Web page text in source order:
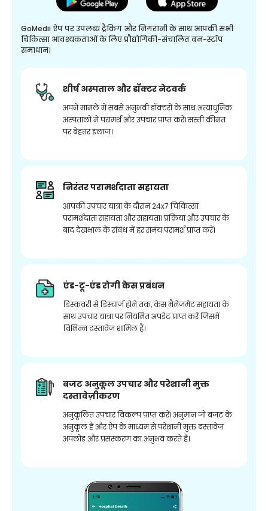
GoMedii ऐप पर उपलब्ध ट्रैकिंग और निगरानी के साथ आपकी सभी
चिकित्सा आवश्यकताओं के लिए प्रौद्योगिकी-संचालित वन-स्टॉप
समाधान।
शीर्ष अस्पताल और डॉक्टर नेटवर्क
अपने मामले में सबसे अनुभवी डॉक्टरों के साथ अत्याधुनिक
अस्पतालों में परामर्श और उपचार प्राप्त करें। सस्ती कीमत
पर बेहतर इलाज।
निरंतर परामर्शदाता सहायता
आपकी उपचार यात्रा के दौरान 24x7 चिकित्सा
परामर्शदाता सहायता और सहायता। प्रक्रिया और उपचार के
बाद देखभाल के संबंध में हर समय परामर्श प्राप्त करें।
एंड-टू-एंड रोगी केस प्रबंधन
डिस्कवरी से डिस्चार्ज होने तक, केस मैनेजमेंट सहायता के
साथ उपचार यात्रा पर नियमित अपडेट प्राप्त करें जिसमें
विभिन्न दस्तावेज शामिल हैं।
बजट अनुकूल उपचार और परेशानी मुक्त
दस्तावेज़ीकरण
अनुकूलित उपचार विकल्प प्राप्त करें। अनुमान जो बजट के
अनुकूल हैं और ऐप के माध्यम से परेशानी मुक्त दस्तावेज
अपलोड और प्रसंस्करण का अनुभव करते हैं।